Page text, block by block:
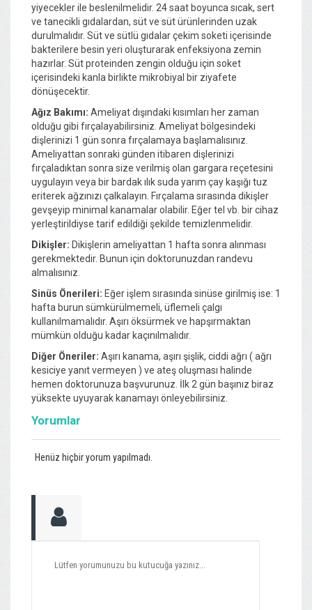
yiyecekler ile beslenilmelidir. 24 saat boyunca sıcak, sert
ve tanecikli gıdalardan, süt ve süt ürünlerinden uzak
durulmalıdır. Süt ve sütlü gıdalar çekim soketi içerisinde
bakterilere besin yeri oluşturarak enfeksiyona zemin
hazırlar. Süt proteinden zengin olduğu için soket
içerisindeki kanla birlikte mikrobiyal bir ziyafete
dönüşecektir.
Ağız Bakımı: Ameliyat dışındaki kısımları her zaman
olduğu gibi fırçalayabilirsiniz. Ameliyat bölgesindeki
dişlerinizi 1 gün sonra fırçalamaya başlamalısınız.
Ameliyattan sonraki günden itibaren dişlerinizi
fırçaladıktan sonra size verilmiş olan gargara reçetesini
uygulayın veya bir bardak ılık suda yarım çay kaşığı tuz
eriterek ağzınızı çalkalayın. Fırçalama sırasında dikişler
gevşeyip minimal kanamalar olabilir. Eğer tel vb. bir cihaz
yerleştirildiyse tarif edildiği şekilde temizlenmelidir.
Dikişler: Dikişlerin ameliyattan 1 hafta sonra alınması
gerekmektedir. Bunun için doktorunuzdan randevu
almalısınız.
Sinüs Önerileri: Eğer işlem sırasında sinüse girilmiş ise: 1
hafta burun sümkürülmemeli, üflemeli çalgı
kullanılmamalıdır. Aşırı öksürmek ve hapşırmaktan
mümkün olduğu kadar kaçınılmalıdır.
Diğer Öneriler: Aşırı kanama, aşırı şişlik, ciddi ağrı ( ağrı
kesiciye yanıt vermeyen ) ve ateş oluşması halinde
hemen doktorunuza başvurunuz. İlk 2 gün başınız biraz
yüksekte uyuyarak kanamayı önleyebilirsiniz.
Yorumlar
Henüz hiçbir yorum yapılmadı.